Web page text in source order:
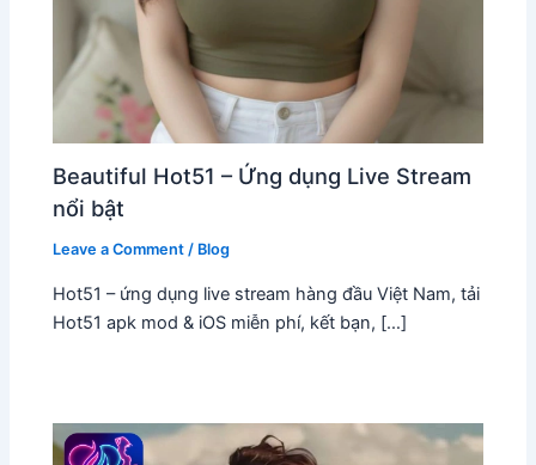
Beautiful Hot51 – Ứng dụng Live Stream
nổi bật
Leave a Comment / Blog
Hot51 – ứng dụng live stream hàng đầu Việt Nam, tải
Hot51 apk mod & iOS miễn phí, kết bạn, […]